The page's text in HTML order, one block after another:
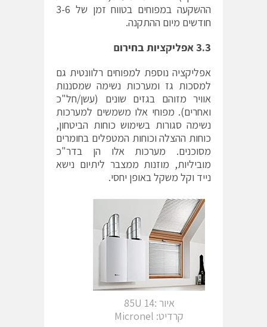
ההשקעה במפוחים בטווח זמן של 3-6
חודשים מיום ההתקנה.
3.3 אפליקציות בחירום
אפליקציה נוספת למפוחים רלוונטית גם
למסכות גז ומערכות נשימה שמסננות
אוויר מזוהם בגזים שונים (עשן/חל"כ
ואחרים). מפוחי אלו משמשים למערכות
נשימה סגורות בשימוש כוחות הביטחון,
כוחות ההצלה וכוחות המטפלים בחומרים
מסוכנים. מערכות אלו הן בדר"כ
מוביליות, מוזנות ממצבר ליתיום נישא
נייד וקל משקל באופן יחסי.
איור :14 85U
קרדיט: Micronel